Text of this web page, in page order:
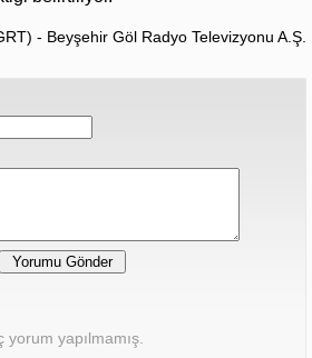
- Beyşehir Göl Radyo Televizyonu A.Ş.
yorum yapılmamış.